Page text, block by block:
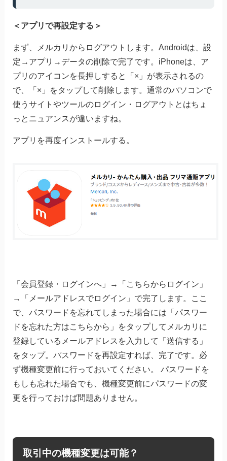
＜アプリで再設定する＞
まず、メルカリからログアウトします。Androidは、設
定→アプリ→データの削除で完了です。iPhoneは、ア
プリのアイコンを長押しすると「×」が表示されるの
で、「×」をタップして削除します。通常のパソコンで
使うサイトやツールのログイン・ログアウトとはちょ
っとニュアンスが違いますね。
アプリを再度インストールする。
「会員登録・ログインへ」→「こちらからログイン」
→「メールアドレスでログイン」で完了します。ここ
で、パスワードを忘れてしまった場合には「パスワー
ドを忘れた方はこちらから」をタップしてメルカリに
登録しているメールアドレスを入力して「送信する」
をタップ。パスワードを再設定すれば、完了です。必
ず機種変更前に行っておいてください。 パスワードを
もしも忘れた場合でも、機種変更前にパスワードの変
更を行っておけば問題ありません。
取引中の機種変更は可能？